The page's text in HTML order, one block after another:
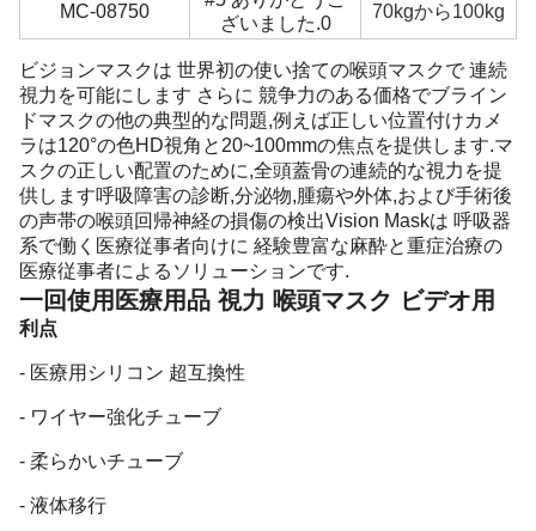
MC-08750
ざいました.0
70kgから100kg
ビジョンマスクは 世界初の使い捨ての喉頭マスクで 連続
視力を可能にします さらに 競争力のある価格でブライン
ドマスクの他の典型的な問題,例えば正しい位置付けカメ
ラは120°の色HD視角と20~100mmの焦点を提供します.マ
スクの正しい配置のために,全頭蓋骨の連続的な視力を提
供します呼吸障害の診断,分泌物,腫瘍や外体,および手術後
の声帯の喉頭回帰神経の損傷の検出Vision Maskは 呼吸器
系で働く医療従事者向けに 経験豊富な麻酔と重症治療の
医療従事者によるソリューションです.
一回使用医療用品 視力 喉頭マスク ビデオ用
利点
- 医療用シリコン 超互換性
- ワイヤー強化チューブ
- 柔らかいチューブ
- 液体移行